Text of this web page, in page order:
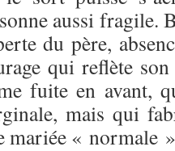
aussi fragile.
du père,
qui reflète
fuite en avant,
mais qui
mariée « normale